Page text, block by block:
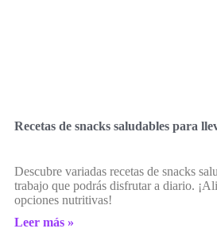
Recetas de snacks saludables para
Descubre variadas recetas de snacks
trabajo que podrás disfrutar a diario.
opciones nutritivas!
Leer más »